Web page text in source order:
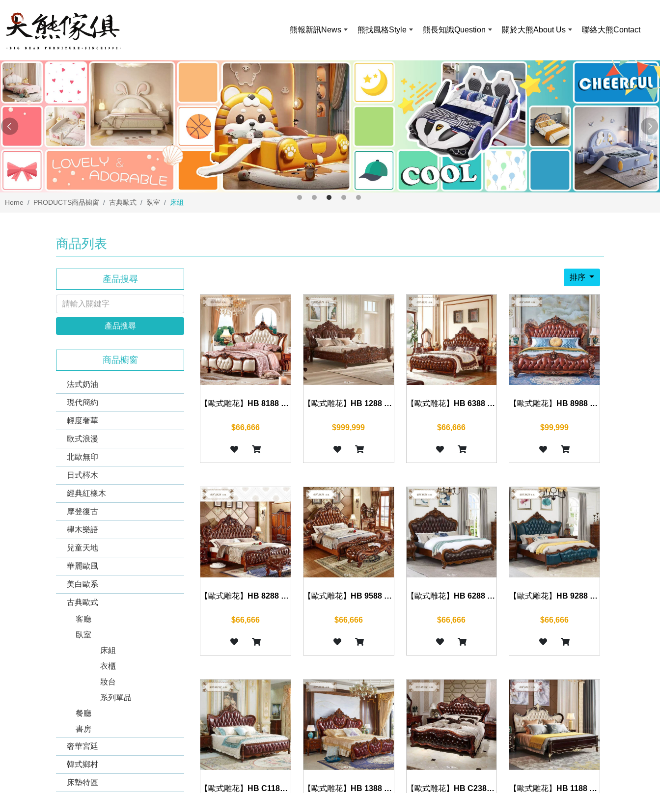
熊報新訊News 熊找風格Style 熊長知識Question 關於大熊About Us 聯絡大熊Contact
Home PRODUCTS商品櫥窗 古典歐式 臥室 床組
商品列表
產品搜尋
產品搜尋
商品櫥窗
法式奶油
現代簡約
輕度奢華
歐式浪漫
北歐無印
日式梣木
經典紅橡木
摩登復古
櫸木樂語
兒童天地
華麗歐風
美白歐系
古典歐式
客廳
臥室
床組
衣櫃
妝台
系列單品
餐廳
書房
奢華宮廷
韓式鄉村
床墊特區
排序
【歐式雕花】HB 8188 床組(復古棕)
$66,666
【歐式雕花】HB 1288 床組(復古棕)
$999,999
【歐式雕花】HB 6388 床組(復古棕)
$66,666
【歐式雕花】HB 8988 床組(復古棕)
$99,999
【歐式雕花】HB 8288 床組(復古棕)
$66,666
【歐式雕花】HB 9588 床組(復古棕)
$66,666
【歐式雕花】HB 6288 床組(復古棕)
$66,666
【歐式雕花】HB 9288 床組(復古棕)
$66,666
【歐式雕花】HB C1188 床組(復古棕) 【歐式雕花】HB 1388 床組(復古棕) 【歐式雕花】HB C2388 床組(復古棕) 【歐式雕花】HB 1188 床組(古典紅)